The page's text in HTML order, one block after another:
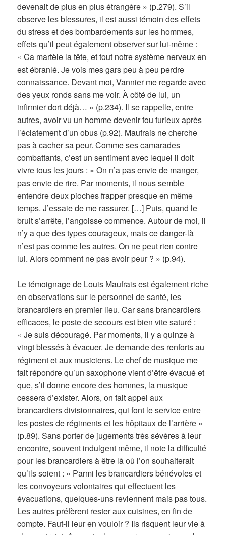
devenait de plus en plus étrangère » (p.279). S’il
observe les blessures, il est aussi témoin des effets
du stress et des bombardements sur les hommes,
effets qu’il peut également observer sur lui-même :
« Ca martèle la tête, et tout notre système nerveux en
est ébranlé. Je vois mes gars peu à peu perdre
connaissance. Devant moi, Vannier me regarde avec
des yeux ronds sans me voir. À côté de lui, un
infirmier dort déjà… » (p.234). Il se rappelle, entre
autres, avoir vu un homme devenir fou furieux après
l’éclatement d’un obus (p.92). Maufrais ne cherche
pas à cacher sa peur. Comme ses camarades
combattants, c’est un sentiment avec lequel il doit
vivre tous les jours : « On n’a pas envie de manger,
pas envie de rire. Par moments, il nous semble
entendre deux pioches frapper presque en même
temps. J’essaie de me rassurer. […] Puis, quand le
bruit s’arrête, l’angoisse commence. Autour de moi, il
n’y a que des types courageux, mais ce danger-là
n’est pas comme les autres. On ne peut rien contre
lui. Alors comment ne pas avoir peur ? » (p.94).
Le témoignage de Louis Maufrais est également riche
en observations sur le personnel de santé, les
brancardiers en premier lieu. Car sans brancardiers
efficaces, le poste de secours est bien vite saturé :
« Je suis découragé. Par moments, il y a quinze à
vingt blessés à évacuer. Je demande des renforts au
régiment et aux musiciens. Le chef de musique me
fait répondre qu’un saxophone vient d’être évacué et
que, s’il donne encore des hommes, la musique
cessera d’exister. Alors, on fait appel aux
brancardiers divisionnaires, qui font le service entre
les postes de régiments et les hôpitaux de l’arrière »
(p.89). Sans porter de jugements très sévères à leur
encontre, souvent indulgent même, il note la difficulté
pour les brancardiers à être là où l’on souhaiterait
qu’ils soient : « Parmi les brancardiers bénévoles et
les convoyeurs volontaires qui effectuent les
évacuations, quelques-uns reviennent mais pas tous.
Les autres préfèrent rester aux cuisines, en fin de
compte. Faut-il leur en vouloir ? Ils risquent leur vie à